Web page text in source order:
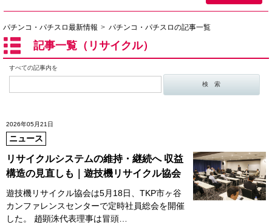
パチンコ・パチスロ最新情報 パチンコ・パチスロの記事一覧
記事一覧（リサイクル）
すべての記事内を
2026年05月21日
ニュース
リサイクルシステムの維持・継続へ 収益
構造の見直しも｜遊技機リサイクル協会
遊技機リサイクル協会は5月18日、TKP市ヶ谷
カンファレンスセンターで定時社員総会を開催
した。 趙顕洙代表理事は冒頭…